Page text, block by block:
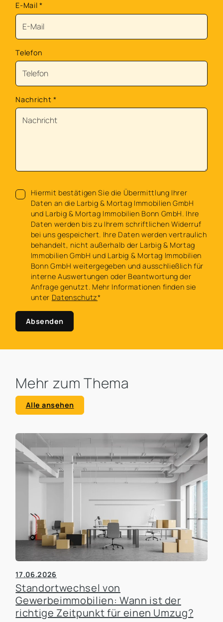
E-Mail *
Telefon
Nachricht *
Hiermit bestätigen Sie die Übermittlung Ihrer
Daten an die Larbig & Mortag Immobilien GmbH
und Larbig & Mortag Immobilien Bonn GmbH. Ihre
Daten werden bis zu Ihrem schriftlichen Widerruf
bei uns gespeichert. Ihre Daten werden vertraulich
behandelt, nicht außerhalb der Larbig & Mortag
Immobilien GmbH und Larbig & Mortag Immobilien
Bonn GmbH weitergegeben und ausschließlich für
interne Auswertungen oder Beantwortung der
Anfrage genutzt. Mehr Informationen finden sie
unter Datenschutz*
Absenden
Mehr zum Thema
Alle ansehen
17.06.2026
Standortwechsel von
Gewerbeimmobilien: Wann ist der
richtige Zeitpunkt für einen Umzug?